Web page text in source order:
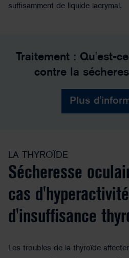
suffisamment de liquide lacrymal.
Traitement : Qu'est-
contre la
Plus
LA THYROÏDE
Sécheresse
cas
d'insuffisance
Les troubles de la thyroïde